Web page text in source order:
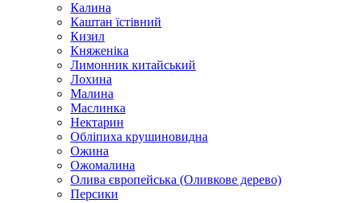
Калина
Каштан їстівний
Кизил
Княженіка
Лимонник китайський
Лохина
Малина
Маслинка
Нектарин
Обліпиха крушиновидна
Ожина
Ожомалина
Олива європейська (Оливкове дерево)
Персики